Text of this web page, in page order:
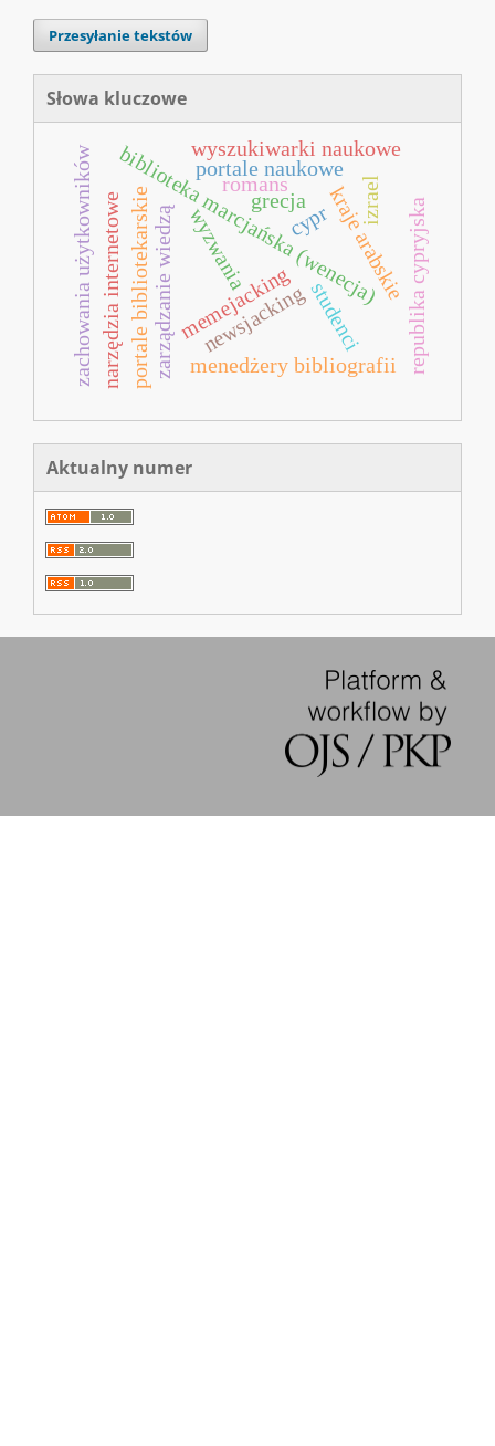
Przesyłanie tekstów
Słowa kluczowe
zarządzanie wiedzą
biblioteka marcjańska (wenecja)
kraje arabskie
grecja
memejacking
newsjacking
zachowania użytkowników menedżery bibliografii
portale bibliotekarskie
portale naukowe
wyszukiwarki naukowe
narzędzia internetowe wyzwania
izrael
romans
studenci republika cypryjska
cypr
Aktualny numer